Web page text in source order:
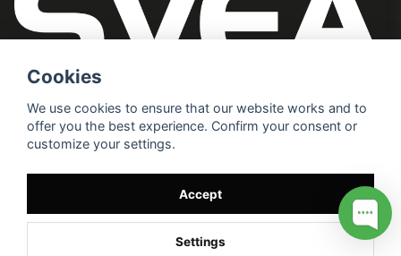
Cookies
We use cookies to ensure that our website works and to
offer you the best experience. Confirm your consent or
customize your settings.
Accept
Settings